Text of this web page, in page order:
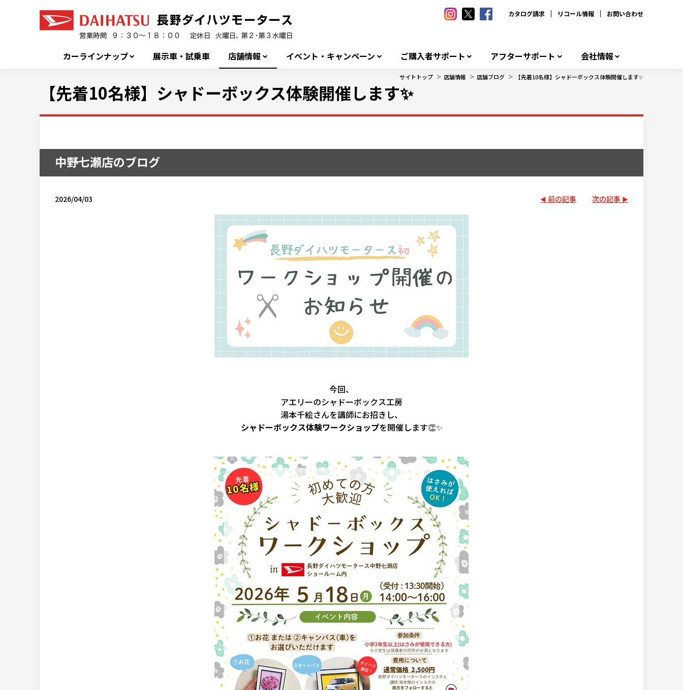
カタログ請求 リコール情報 お問い合わせ
カーラインナップ 展示車・試乗車 店舗情報 イベント・キャンペーン ご購入者サポート アフターサポート 会社情報
サイトトップ > 店舗情報 > 店舗ブログ > 【先着10名様】シャドーボックス体験開催します✨
【先着10名様】シャドーボックス体験開催します✨
中野七瀬店のブログ
2026/04/03 前の記事 次の記事
今回、
アエリーのシャドーボックス工房
湯本千絵さんを講師にお招きし、
シャドーボックス体験ワークショップを開催します👏✨